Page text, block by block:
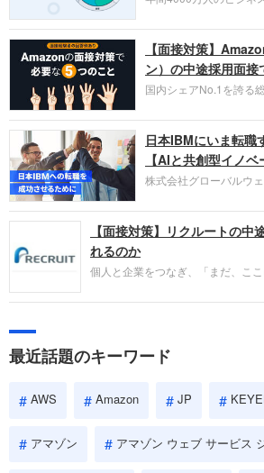
お勧めするイチオシ企
ラウド型CRMプラッ
HubSpot Japan（ハブ
社です。採用面接対策
い。
【面接対策】
ン）の中途採用面
国内シェアNo.1を誇る
圧倒的な存在感を持つ
過去の具体的な業務成
失敗からの学びが重視
ィットも評価対象とな
であるかを多角的に審査
日本IBMにいま転職
【AIと共創型イノベ
株式会社グローバルウ
パーソンが利用する企
ネ」の転職エージェン
IBMです。採用面接対
い。
【面接対策】リクルートの中
れるのか
個人と企業をつなぎ、「まだ、こ
やこれまでの成果を具体的に問わ
しょう。
最近話題のキーワード
AWS Amazon JP
アマゾン アマゾン ウェブ サービス